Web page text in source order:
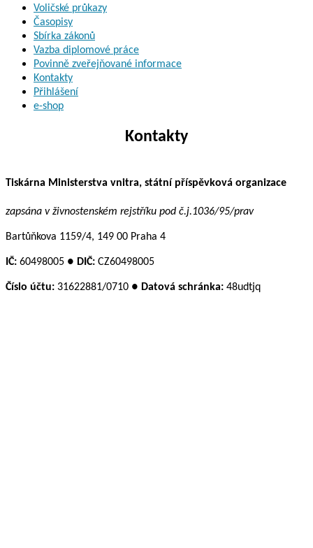
Voličské průkazy
Časopisy
Sbírka zákonů
Vazba diplomové práce
Povinně zveřejňované informace
Kontakty
Přihlášení
e-shop
Kontakty
Tiskárna Ministerstva vnitra, státní příspěvková organizace
zapsána v živnostenském rejstříku pod č.j.1036/95/prav
Bartůňkova 1159/4, 149 00 Praha 4
IČ: 60498005 ● DIČ: CZ60498005
Číslo účtu: 31622881/0710 ● Datová schránka: 48udtjq